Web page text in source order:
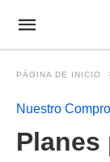
PÁGINA DE INICIO
Nuestro
Planes